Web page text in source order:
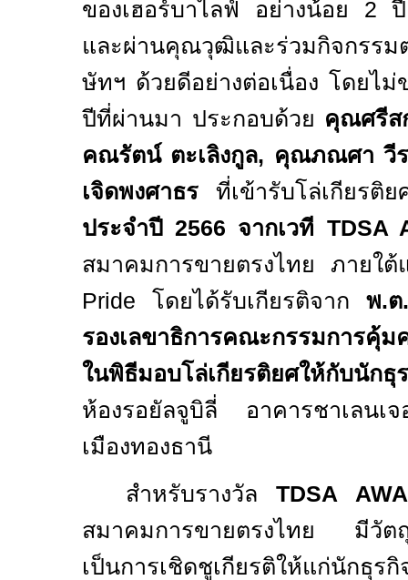
ของเฮอร์บาไลฟ์ อย่างน้อย 2
และผ่านคุณวุฒิและร่วมกิจกรร
ษัทฯ ด้วยดีอย่างต่อเนื่อง โดยไ
ปีที่ผ่านมา ประกอบด้วย คุณศรีส
คณรัตน์ ตะเลิงกูล, คุณภณศา วี
เจิดพงศาธร ที่เข้ารับโล่เกียรติย
ประจำปี2566 จากเวที TDSA
สมาคมการขายตรงไทย ภายใ
Pride โดยได้รับเกียรติจาก พ.
รองเลขาธิการคณะกรรมการคุ้
ในพิธีมอบโล่เกียรติยศให้กับนั
ห้องรอยัลจูบิลี่ อาคารชาเล
เมืองทองธานี
สำหรับรางวัลTDSA
สมาคมการขายตรงไทย มีวั
เป็นการเชิดชูเกียรติให้แก่นักธุร